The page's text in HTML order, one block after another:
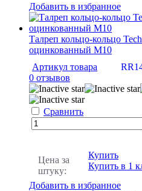
Добавить в избранное
Талреп кольцо-кольцо
оцинкованный М10
Артикул товара
0 отзывов
Сравнить
Цена за
штуку:
Купить
Купить в 1
Добавить в избранное